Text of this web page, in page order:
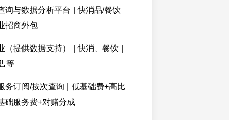
询与数据分析平台 | 快消品/餐饮
招商外包
（提供数据支持） | 快消、餐饮 |
等
务订阅/按次查询 | 低基础费+高比
础服务费+对赌分成